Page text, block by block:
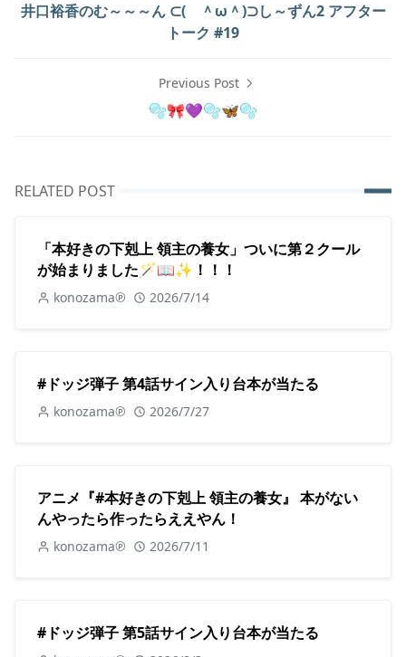
井口裕香のむ～～～ん ⊂( ＾ω＾)⊃し～ずん2 アフター
トーク #19
Previous Post
🫧🎀💜🫧🦋🫧
RELATED POST
「本好きの下剋上 領主の養女」ついに第２クール
が始まりました🪄📖✨！！！
konozama℗ 2026/7/14
#ドッジ弾子 第4話サイン入り台本が当たる
konozama℗ 2026/7/27
アニメ『#本好きの下剋上 領主の養女』 本がない
んやったら作ったらええやん！
konozama℗ 2026/7/11
#ドッジ弾子 第5話サイン入り台本が当たる